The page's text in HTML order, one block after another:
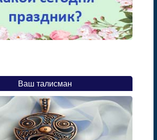
Ваш талисман